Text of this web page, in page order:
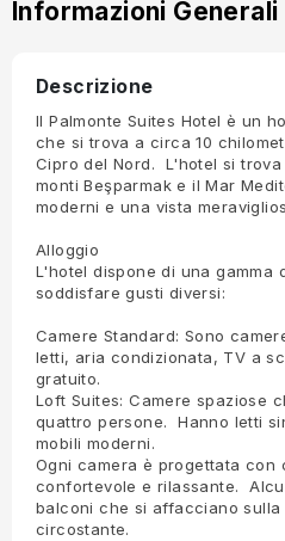
Informazioni Generali
Descrizione
Il Palmonte Suites Hotel è un
che si trova a circa 10
Cipro del Nord. L'hotel si
monti Beşparmak e il Mar
moderni e una vista
Alloggio
L'hotel dispone di una gamma
soddisfare gusti diversi:
Camere Standard: Sono
letti, aria condizionata, TV a
gratuito.
Loft Suites: Camere spaziose
quattro persone. Hanno letti
mobili moderni.
Ogni camera è progettata con
confortevole e rilassante.
balconi che si affacciano sulla
circostante.